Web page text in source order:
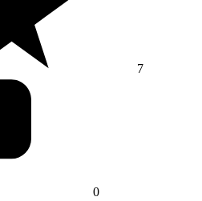
7
0